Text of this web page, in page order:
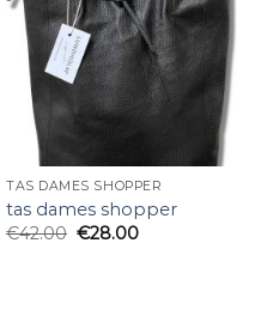
TAS DAMES SHOPPER
tas dames shopper
€42.00 €28.00